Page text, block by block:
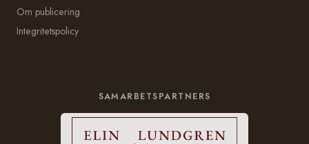
Om publicering
Integritetspolicy
SAMARBETSPARTNERS